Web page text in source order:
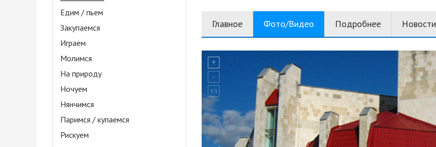
Едим / пьем
Закупаемся
Играем
Молимся
На природу
Ночуем
Нянчимся
Паримся / купаемся
Рискуем
Главное Фото/Видео Подробнее Новости